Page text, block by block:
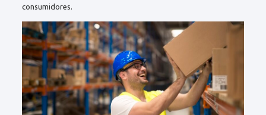
consumidores.